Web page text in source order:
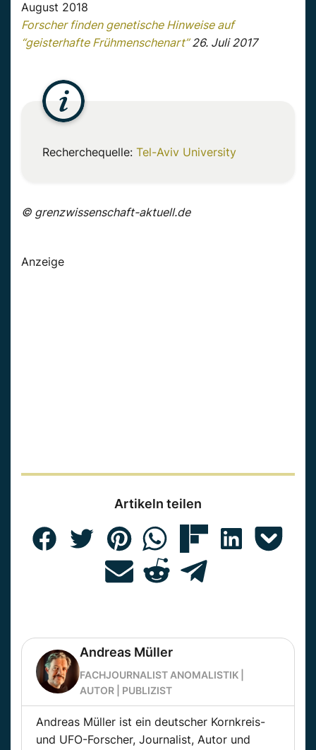
August 2018
Forscher finden genetische Hinweise auf
“geisterhafte Frühmenschenart”26. Juli 2017
Recherchequelle: Tel-Aviv University
© grenzwissenschaft-aktuell.de
Anzeige
Artikeln teilen
Andreas Müller
FACHJOURNALIST ANOMALISTIK |
AUTOR | PUBLIZIST
Andreas Müller ist ein deutscher Kornkreis-
und UFO-Forscher, Journalist, Autor und